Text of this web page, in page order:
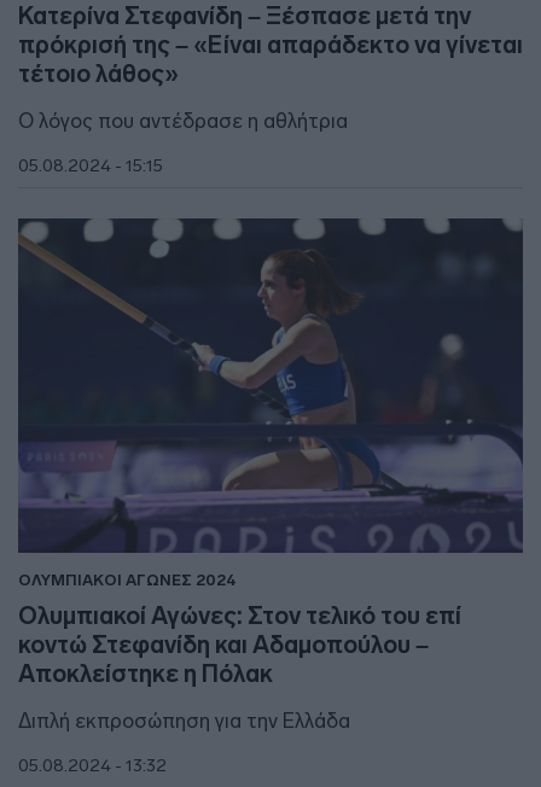
Κατερίνα Στεφανίδη – Ξέσπασε μετά την
πρόκρισή της – «Είναι απαράδεκτο να γίνεται
τέτοιο λάθος»
Ο λόγος που αντέδρασε η αθλήτρια
05.08.2024 - 15:15
ΟΛΥΜΠΙΑΚΟΙ ΑΓΩΝΕΣ 2024
Ολυμπιακοί Αγώνες: Στον τελικό του επί
κοντώ Στεφανίδη και Αδαμοπούλου –
Αποκλείστηκε η Πόλακ
Διπλή εκπροσώπηση για την Ελλάδα
05.08.2024 - 13:32